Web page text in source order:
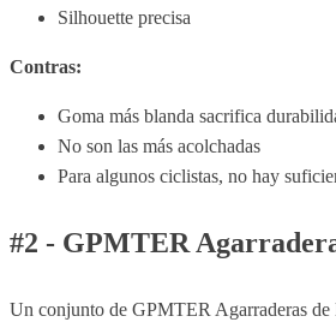
Silhouette precisa
Contras:
Goma más blanda sacrifica
No son las más acolchadas
Para algunos ciclistas, no hay
#2 - GPMTER
Un conjunto de GPMTER Agarraderas de